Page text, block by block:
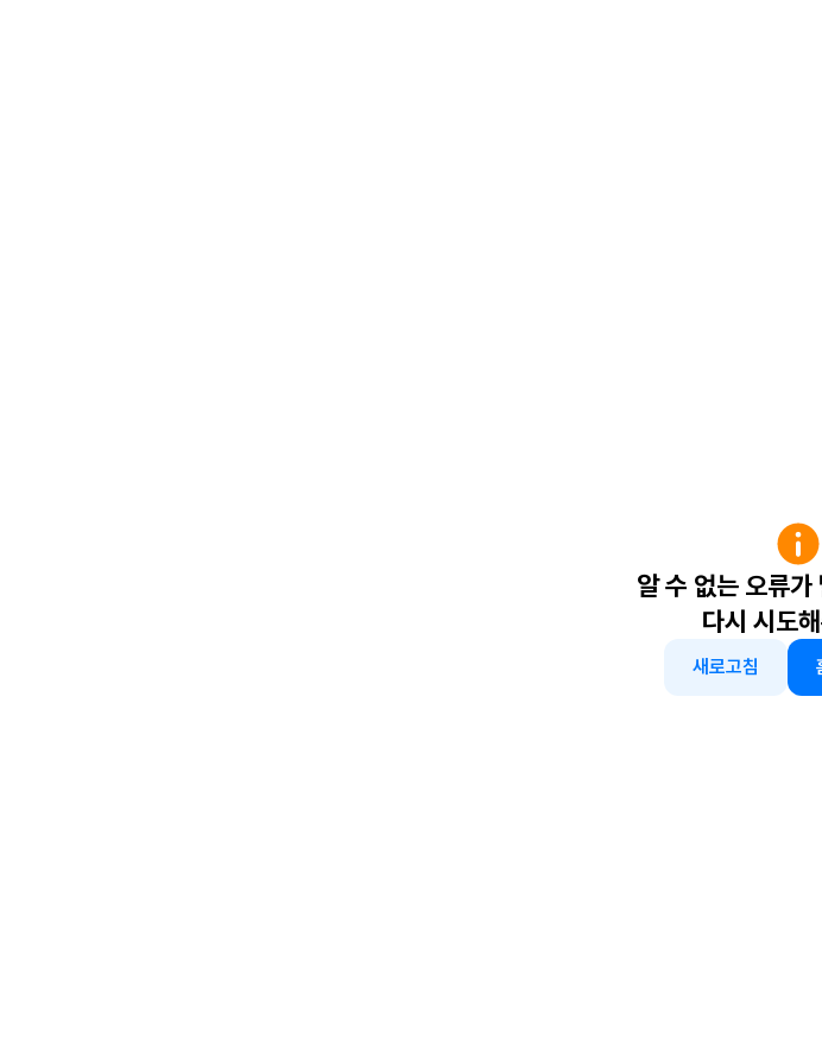
알 수 없는 오류가
다시 시도
새로고침